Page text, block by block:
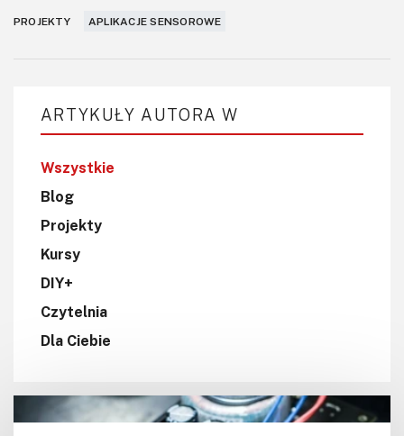
PROJEKTY APLIKACJE SENSOROWE
ARTYKUŁY AUTORA W
Wszystkie
Blog
Projekty
Kursy
DIY+
Czytelnia
Dla Ciebie